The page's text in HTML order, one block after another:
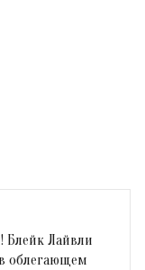
Блейк Лайвли
облегающем